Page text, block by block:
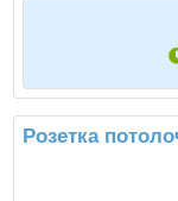
Розетка